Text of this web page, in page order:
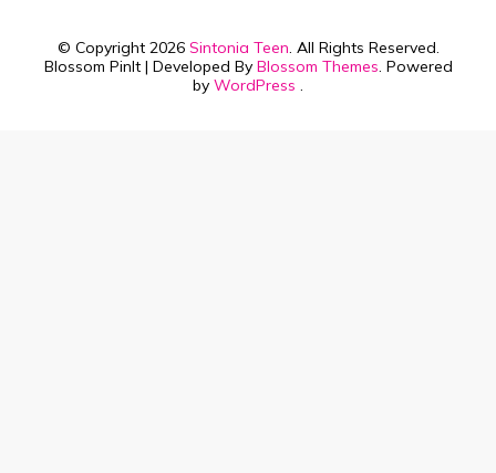
© Copyright 2026 Sintonia Teen. All Rights Reserved.
Blossom PinIt | Developed By Blossom Themes. Powered
by WordPress .